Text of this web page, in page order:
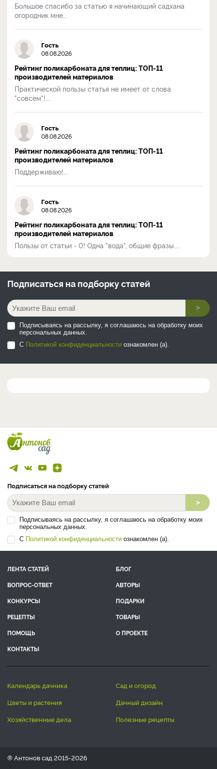
Большое спасибо за статью я начинающий садхана
огородник мне...
Гость
08.08.2026
Рейтинг поликарбоната для теплиц: ТОП-11
производителей материалов
Практической пользы статья не имеет от слова
"совсем"!...
Гость
08.08.2026
Рейтинг поликарбоната для теплиц: ТОП-11
производителей материалов
Поддерживаю!...
Гость
08.08.2026
Рейтинг поликарбоната для теплиц: ТОП-11
производителей материалов
Пользы от статьи - 0! Одна "вода", общие фразы....
Подписаться на подборку статей
>
Подписываясь на рассылку, я соглашаюсь на обработку моих
персональных данных.
С Политикой конфиденциальности ознакомлен (а).
Подписаться на подборку статей
>
Подписываясь на рассылку, я соглашаюсь на обработку моих
персональных данных.
С Политикой конфиденциальности ознакомлен (а).
ЛЕНТА СТАТЕЙ
БЛОГ
ВОПРОС-ОТВЕТ
АВТОРЫ
КОНКУРСЫ
ПОДАРКИ
РЕЦЕПТЫ
ТОВАРЫ
ПОМОЩЬ
О ПРОЕКТЕ
КОНТАКТЫ
календарь дачника
сад и огород
цветы и растения
дачный дизайн
хозяйственные дела
полезные рецепты
® Антонов сад 2015-2026